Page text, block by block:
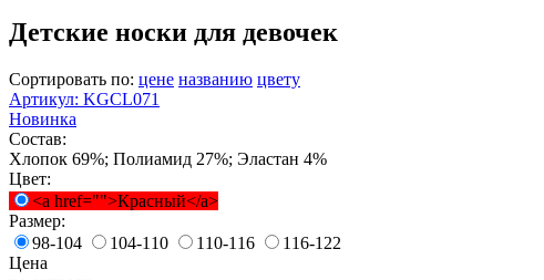
Детские носки для девочек
Сортировать по: цене названию цвету
Артикул: KGCL071
Новинка
Состав:
Хлопок 69%; Полиамид 27%; Эластан 4%
Цвет:
<a href="">Красный</a>
Размер:
98-104
104-110 110-116
116-122
Цена